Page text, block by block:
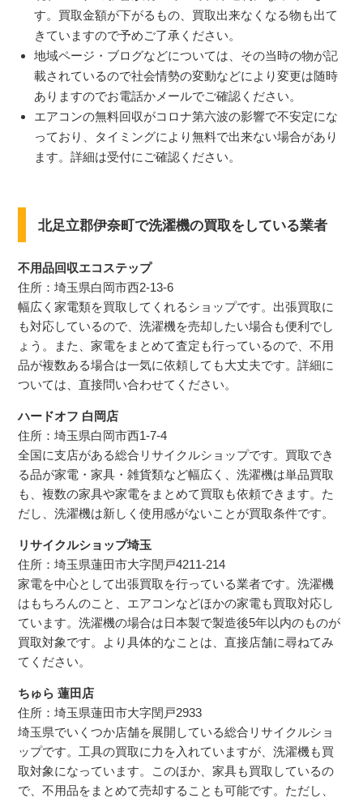
す。買取金額が下がるもの、買取出来なくなる物も出て
きていますので予めご了承ください。
地域ページ・ブログなどについては、その当時の物が記
載されているので社会情勢の変動などにより変更は随時
ありますのでお電話かメールでご確認ください。
エアコンの無料回収がコロナ第六波の影響で不安定にな
っており、タイミングにより無料で出来ない場合があり
ます。詳細は受付にご確認ください。
北足立郡伊奈町で洗濯機の買取をしている業者
不用品回収エコステップ
住所：埼玉県白岡市西2-13-6
幅広く家電類を買取してくれるショップです。出張買取に
も対応しているので、洗濯機を売却したい場合も便利でし
ょう。また、家電をまとめて査定も行っているので、不用
品が複数ある場合は一気に依頼しても大丈夫です。詳細に
ついては、直接問い合わせてください。
ハードオフ 白岡店
住所：埼玉県白岡市西1-7-4
全国に支店がある総合リサイクルショップです。買取でき
る品が家電・家具・雑貨類など幅広く、洗濯機は単品買取
も、複数の家具や家電をまとめて買取も依頼できます。た
だし、洗濯機は新しく使用感がないことが買取条件です。
リサイクルショップ埼玉
住所：埼玉県蓮田市大字閏戸4211-214
家電を中心として出張買取を行っている業者です。洗濯機
はもちろんのこと、エアコンなどほかの家電も買取対応し
ています。洗濯機の場合は日本製で製造後5年以内のものが
買取対象です。より具体的なことは、直接店舗に尋ねてみ
てください。
ちゅら 蓮田店
住所：埼玉県蓮田市大字閏戸2933
埼玉県でいくつか店舗を展開している総合リサイクルショ
ップです。工具の買取に力を入れていますが、洗濯機も買
取対象になっています。このほか、家具も買取しているの
で、不用品をまとめて売却することも可能です。ただし、